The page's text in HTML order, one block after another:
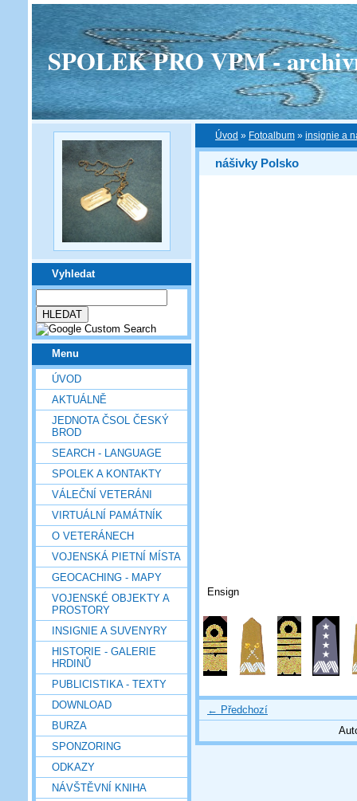
SPOLEK PRO VPM -
Vyhledat
Menu
ÚVOD
AKTUÁLNĚ
JEDNOTA ČSOL ČESKÝ
BROD
SEARCH - LANGUAGE
SPOLEK A KONTAKTY
VÁLEČNÍ VETERÁNI
VIRTUÁLNÍ PAMÁTNÍK
O VETERÁNECH
VOJENSKÁ PIETNÍ MÍSTA
GEOCACHING - MAPY
VOJENSKÉ OBJEKTY A
PROSTORY
INSIGNIE A SUVENYRY
HISTORIE - GALERIE
HRDINŮ
PUBLICISTIKA - TEXTY
DOWNLOAD
BURZA
SPONZORING
ODKAZY
NÁVŠTĚVNÍ KNIHA
Úvod » Fotoalbum » insignie a
nášivky Polsko
Ensign
← Předchozí